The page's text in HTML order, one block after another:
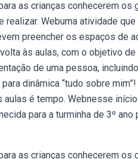
as crianças conhecerem
Webuma atividade
preencher os espaços de
às aulas, com o objetivo
de uma pessoa,
dinâmica “tudo sobre
é tempo. Webnesse
para a turminha de 3º
as crianças conhecerem